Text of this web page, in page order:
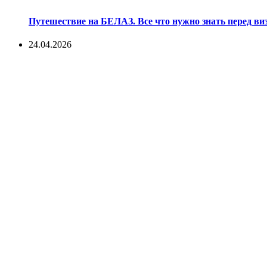
Путешествие на БЕЛАЗ. Все что нужно знать перед
24.04.2026